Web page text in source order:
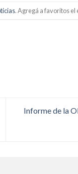
. Agregá a favoritos el
Informe de la